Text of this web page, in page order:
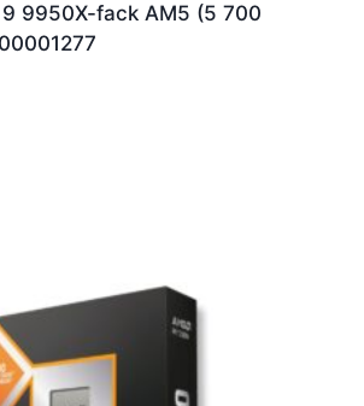
9 9950X-fack AM5 (5 700